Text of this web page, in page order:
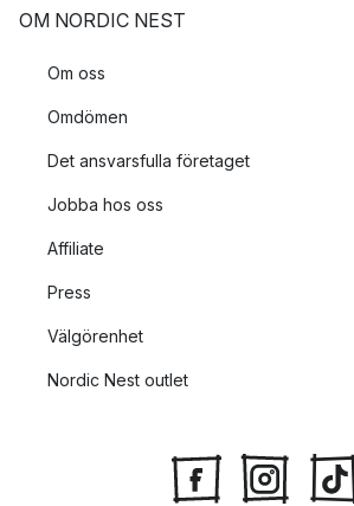
OM NORDIC NEST
Om oss
Omdömen
Det ansvarsfulla företaget
Jobba hos oss
Affiliate
Press
Välgörenhet
Nordic Nest outlet